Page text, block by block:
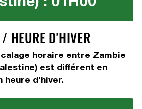
/ HEURE D'HIVER
horaire entre Zambie
est différent en
heure d'hiver.